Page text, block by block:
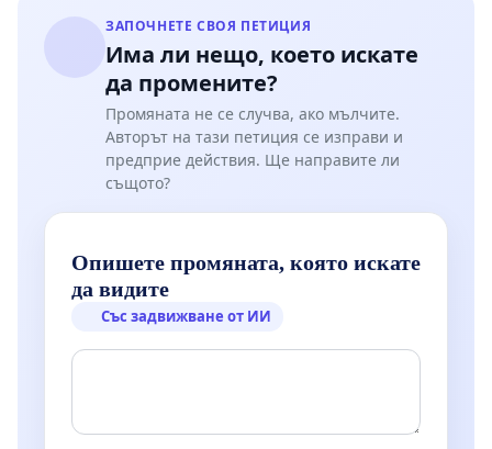
ЗАПОЧНЕТЕ СВОЯ ПЕТИЦИЯ
Има ли нещо, което искате
да промените?
Промяната не се случва, ако мълчите.
Авторът на тази петиция се изправи и
предприе действия. Ще направите ли
същото?
Опишете промяната, която искате
да видите
Със задвижване от ИИ